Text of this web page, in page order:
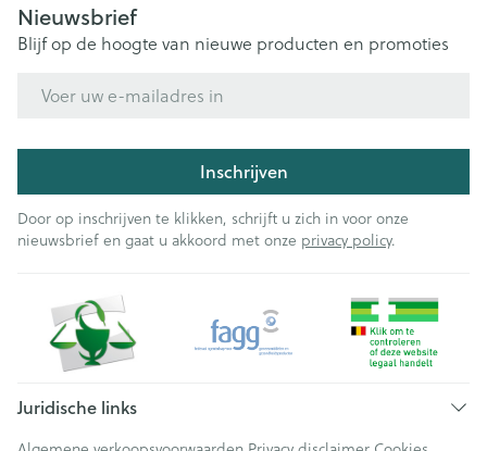
Nieuwsbrief
Blijf op de hoogte van nieuwe producten en promoties
Inschrijven
Door op inschrijven te klikken, schrijft u zich in voor onze
nieuwsbrief en gaat u akkoord met onze privacy policy.
Juridische links